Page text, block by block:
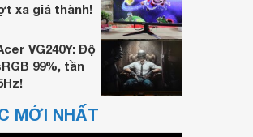
Có 3 nơi bán
xa giá thành!
VG240Y: Độ
99%, tần
MỚI NHẤT